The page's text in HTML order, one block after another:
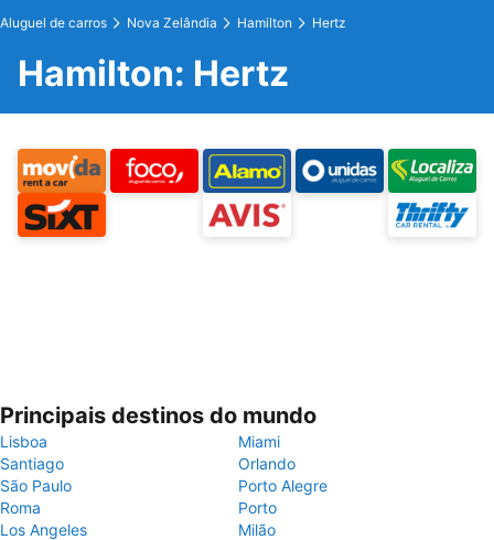
Aluguel de carros Nova Zelândia Hamilton Hertz
Hamilton: Hertz
Principais destinos do mundo
Lisboa
Miami
Santiago
Orlando
São Paulo
Porto Alegre
Roma
Porto
Los Angeles
Milão